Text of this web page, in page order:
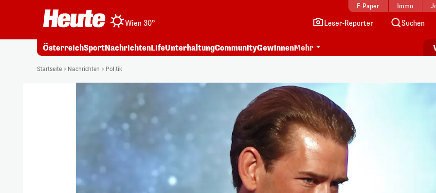
E-Paper Immo
Wien 30° Leser-Reporter Suchen
ÖsterreichSportNachrichtenLifeUnterhaltungCommunityGewinnenMehr
Startseite Nachrichten Politik